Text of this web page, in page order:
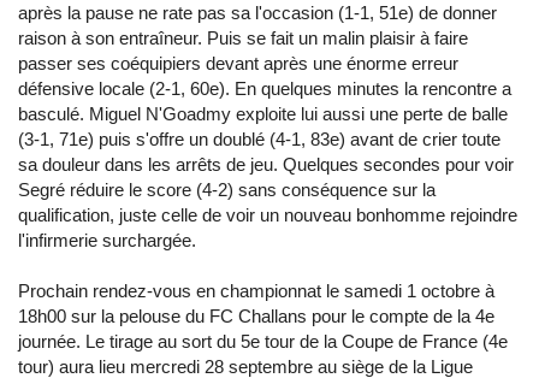
après la pause ne rate pas sa l'occasion (1-1, 51e) de donner
raison à son entraîneur. Puis se fait un malin plaisir à faire
passer ses coéquipiers devant après une énorme erreur
défensive locale (2-1, 60e). En quelques minutes la rencontre a
basculé. Miguel N'Goadmy exploite lui aussi une perte de balle
(3-1, 71e) puis s'offre un doublé (4-1, 83e) avant de crier toute
sa douleur dans les arrêts de jeu. Quelques secondes pour voir
Segré réduire le score (4-2) sans conséquence sur la
qualification, juste celle de voir un nouveau bonhomme rejoindre
l'infirmerie surchargée.
Prochain rendez-vous en championnat le samedi 1 octobre à
18h00 sur la pelouse du FC Challans pour le compte de la 4e
journée. Le tirage au sort du 5e tour de la Coupe de France (4e
tour) aura lieu mercredi 28 septembre au siège de la Ligue